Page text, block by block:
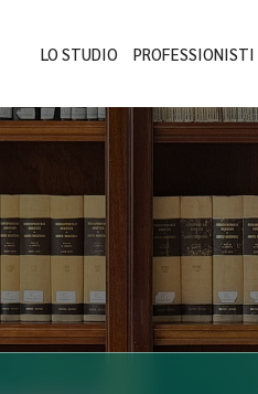
LO STUDIO PROFESSIONISTI